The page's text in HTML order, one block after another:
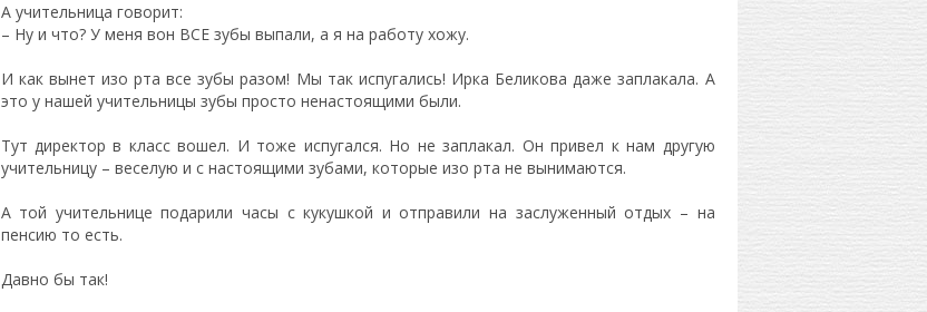
А учительница говорит:
– Ну и что? У меня вон ВСЕ зубы выпали, а я на работу хожу.
И как вынет изо рта все зубы разом! Мы так испугались! Ирка Беликова даже заплакала. А
это у нашей учительницы зубы просто ненастоящими были.
Тут директор в класс вошел. И тоже испугался. Но не заплакал. Он привел к нам другую
учительницу – веселую и с настоящими зубами, которые изо рта не вынимаются.
А той учительнице подарили часы с кукушкой и отправили на заслуженный отдых – на
пенсию то есть.
Давно бы так!